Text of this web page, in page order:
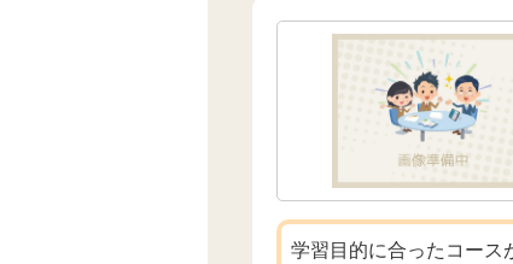
学習目的に合ったコース